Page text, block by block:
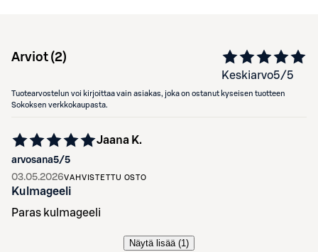
Arviot (2)
Keskiarvo5/5
Tuotearvostelun voi kirjoittaa vain asiakas, joka on ostanut kyseisen tuotteen
Sokoksen verkkokaupasta.
arvosana5/5
Jaana K.
03.05.2026VAHVISTETTU OSTO
Kulmageeli
Paras kulmageeli
Näytä lisää (1)